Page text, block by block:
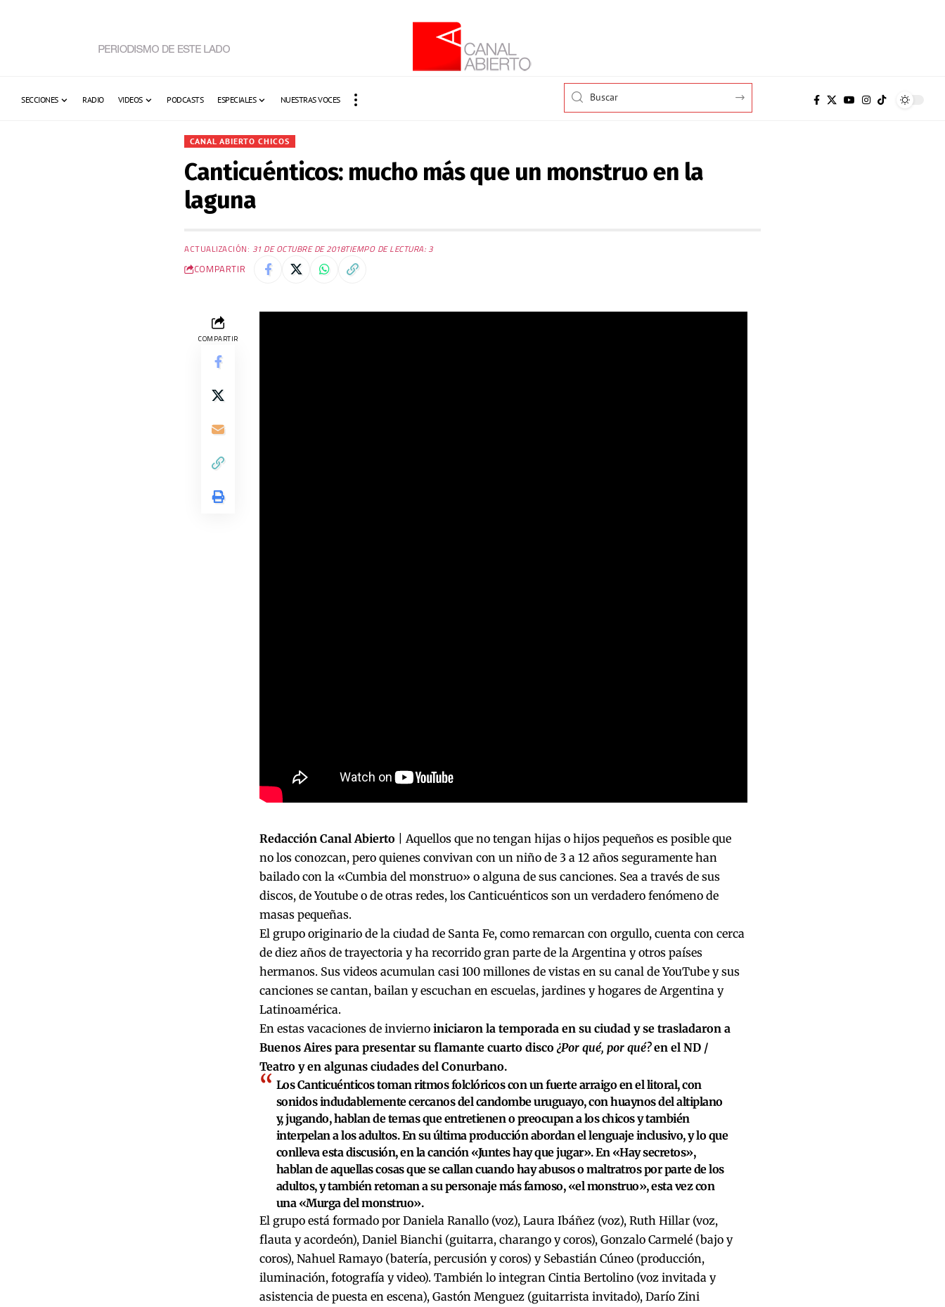
SECCIONES RADIO VIDEOS PODCASTS ESPECIALES NUESTRAS VOCES
CANAL ABIERTO CHICOS
Canticuénticos: mucho más que un monstruo en la
laguna
ACTUALIZACIÓN: 31 DE OCTUBRE DE 2018TIEMPO DE LECTURA: 3
COMPARTIR
COMPARTIR
Redacción Canal Abierto | Aquellos que no tengan hijas o hijos pequeños es posible que
no los conozcan, pero quienes convivan con un niño de 3 a 12 años seguramente han
bailado con la «Cumbia del monstruo» o alguna de sus canciones. Sea a través de sus
discos, de Youtube o de otras redes, los Canticuénticos son un verdadero fenómeno de
masas pequeñas.
El grupo originario de la ciudad de Santa Fe, como remarcan con orgullo, cuenta con cerca
de diez años de trayectoria y ha recorrido gran parte de la Argentina y otros países
hermanos. Sus videos acumulan casi 100 millones de vistas en su canal de YouTubey sus
canciones se cantan, bailan y escuchan en escuelas, jardines y hogares de Argentina y
Latinoamérica.
En estas vacaciones de invierno iniciaron la temporada en su ciudad y se trasladaron a
Buenos Aires para presentar su flamante cuarto disco ¿Por qué, por qué?en el ND /
Teatro y en algunas ciudades del Conurbano.
Los Canticuénticos toman ritmos folclóricos con un fuerte arraigo en el litoral, con
sonidos indudablemente cercanos del candombe uruguayo, con huaynos del altiplano
y, jugando, hablan de temas que entretienen o preocupan a los chicos y también
interpelan a los adultos. En su última producción abordan el lenguaje inclusivo, y lo que
conlleva esta discusión, en la canción «Juntes hay que jugar». En «Hay secretos»,
hablan de aquellas cosas que se callan cuando hay abusos o maltratros por parte de los
adultos, y también retoman a su personaje más famoso, «el monstruo», esta vez con
una «Murga del monstruo».
El grupo está formado por Daniela Ranallo (voz), Laura Ibáñez (voz), Ruth Hillar (voz,
flauta y acordeón), Daniel Bianchi (guitarra, charango y coros), Gonzalo Carmelé (bajo y
coros), Nahuel Ramayo (batería, percusión y coros) y Sebastián Cúneo (producción,
iluminación, fotografía y video). También lo integran Cintia Bertolino (voz invitada y
asistencia de puesta en escena), Gastón Menguez (guitarrista invitado), Darío Zini